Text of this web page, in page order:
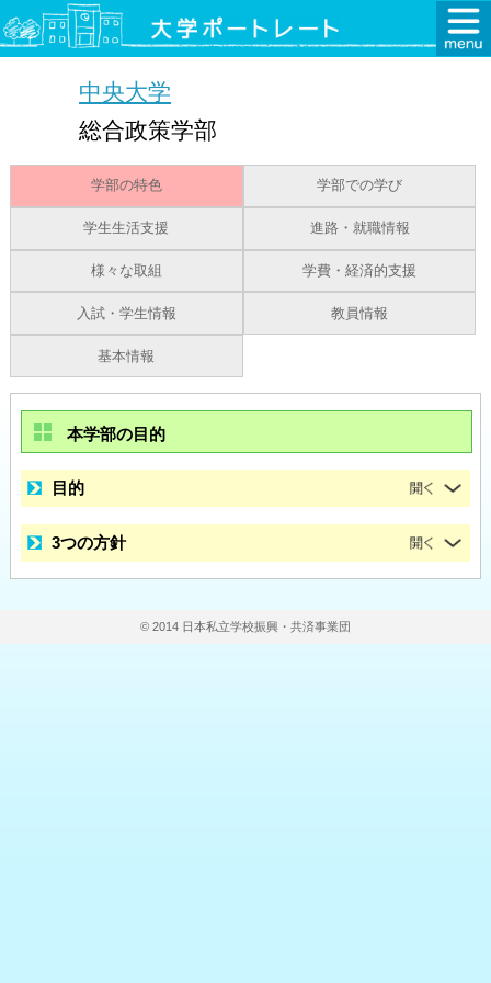
中央大学
総合政策学部
学部の特色 学部での学び
学生生活支援 進路・就職情報
様々な取組 学費・経済的支援
入試・学生情報 教員情報
基本情報
本学部の目的
目的
3つの方針
© 2014 日本私立学校振興・共済事業団